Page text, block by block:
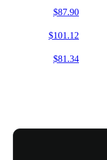
$87.90
$101.12
$81.34